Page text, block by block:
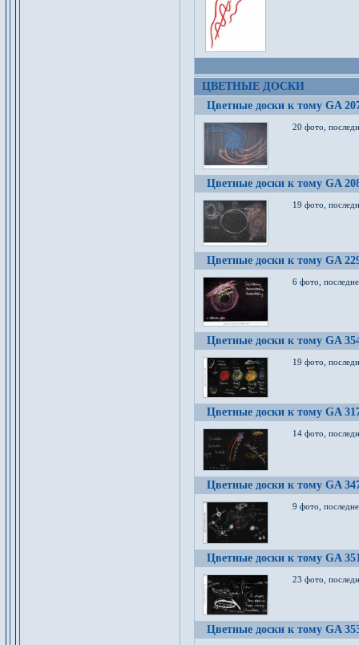
ЦВЕТНЫЕ ДОСКИ
Цветные доски к тому GA
20 фото,
Цветные доски к тому GA
19 фото,
Цветные доски к тому GA
6 фото,
Цветные доски к тому GA
19 фото,
Цветные доски к тому GA
14 фото,
Цветные доски к тому GA
9 фото,
Цветные доски к тому GA
23 фото,
Цветные доски к тому GA